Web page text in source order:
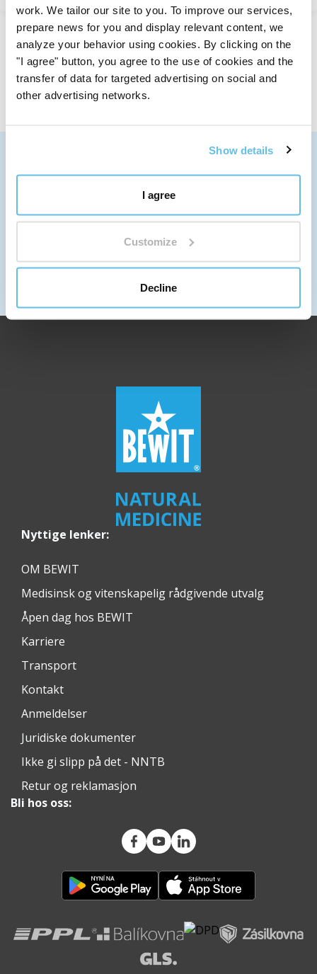
work. We tailor our site to you. To improve our services,
prepare news for you and display relevant content, we
analyze your behavior using cookies. By clicking on the
"I agree" button, you agree to the use of cookies and the
transfer of data for targeted advertising on social and
other advertising networks.
Show details
I agree
Customize
Decline
Sett 1 til 3 fra 3 registreringer
Mer informasjon om transport
SKRIV TIL OSS
info@bewit.love
+420 552 305 105
ARBEIDSTID
Mandag til fredag: 7:30 - 15:00
Nyttige lenker:
OM BEWIT
Medisinsk og vitenskapelig rådgivende utvalg
Åpen dag hos BEWIT
Karriere
Transport
Kontakt
Anmeldelser
Juridiske dokumenter
Ikke gi slipp på det - NNTB
Retur og reklamasjon
Bli hos oss: